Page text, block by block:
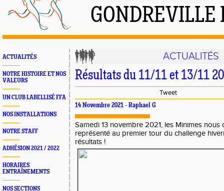
ACTUALITÉS
NOTRE HISTOIRE ET NOS
VALEURS
UN CLUB LABELLISÉ FFA
NOS INSTALLATIONS
NOTRE STAFF
ADHÉSION 2021 / 2022
HORAIRES
ENTRAÎNEMENTS
NOS SECTIONS
ACTUALITÉS
Résultats du 11/11 et 13/11
Tweet
14 Novembre 2021 - Raphael G
Samedi 13 novembre 2021, les Minimes nous
représenté au premier tour du challenge
résultats !